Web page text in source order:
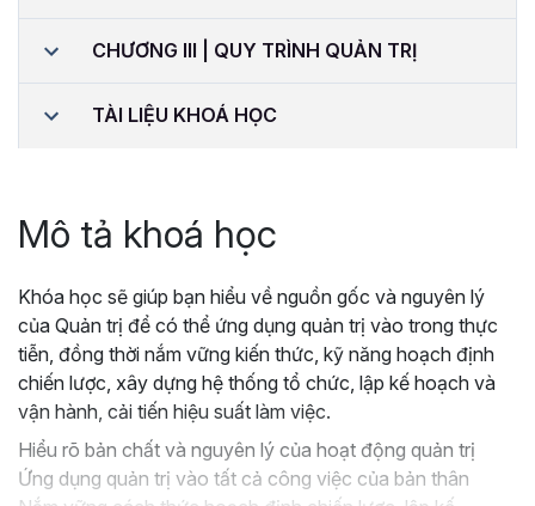
CHƯƠNG III | QUY TRÌNH QUẢN TRỊ
TÀI LIỆU KHOÁ HỌC
Mô tả khoá học
Khóa học sẽ giúp bạn hiểu về nguồn gốc và nguyên lý
của Quản trị để có thể ứng dụng quản trị vào trong thực
tiễn, đồng thời nắm vững kiến thức, kỹ năng hoạch định
chiến lược, xây dựng hệ thống tổ chức, lập kế hoạch và
vận hành, cải tiến hiệu suất làm việc.
Hiểu rõ bản chất và nguyên lý của hoạt động quản trị
Ứng dụng quản trị vào tất cả công việc của bản thân